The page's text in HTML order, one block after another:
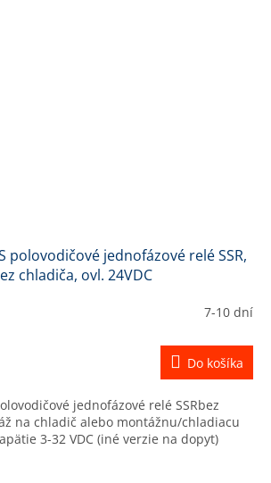
polovodičové jednofázové relé SSR,
chladiča, ovl. 24VDC
7-10 dní
Do košíka
jednofázové relé SSRbez
na chladič alebo montážnu/chladiacu
3-32 VDC (iné verzie na dopyt)